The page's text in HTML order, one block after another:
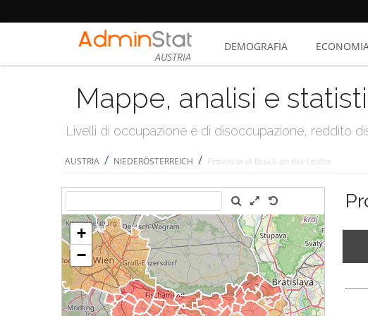
AUSTRIA
DEMOGRAFIA
Mappe, analisi e
Livelli di occupazione e di disoccupazione, reddito
AUSTRIA / NIEDERÖSTERREICH / Provincia di Bruck an der Leitha